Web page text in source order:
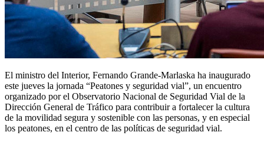
El ministro del Interior, Fernando Grande-Marlaska ha inaugurado
este jueves la jornada “Peatones y seguridad vial”, un encuentro
organizado por el Observatorio Nacional de Seguridad Vial de la
Dirección General de Tráfico para contribuir a fortalecer la cultura
de la movilidad segura y sostenible con las personas, y en especial
los peatones, en el centro de las políticas de seguridad vial.